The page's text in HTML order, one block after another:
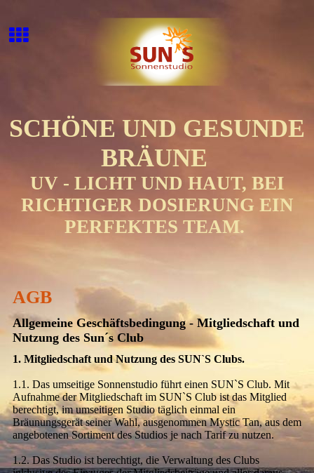
SCHÖNE UND GESUNDE
BRÄUNE
UV - LICHT UND HAUT, BEI
RICHTIGER DOSIERUNG EIN
PERFEKTES TEAM.
AGB
Allgemeine Geschäftsbedingung - Mitgliedschaft und
Nutzung des Sun´s Club
1. Mitgliedschaft und Nutzung des SUN`S Clubs.
1.1. Das umseitige Sonnenstudio führt einen SUN`S Club. Mit
Aufnahme der Mitgliedschaft im SUN`S Club ist das Mitglied
berechtigt, im umseitigen Studio täglich einmal ein
Bräunungsgerät seiner Wahl, ausgenommen Mystic Tan, aus dem
angebotenen Sortiment des Studios je nach Tarif zu nutzen.
1.2. Das Studio ist berechtigt, die Verwaltung des Clubs